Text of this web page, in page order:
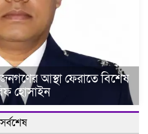
জনগণের আস্থা ফেরাতে বিশেষ
হোসাইন
সর্বশেষ